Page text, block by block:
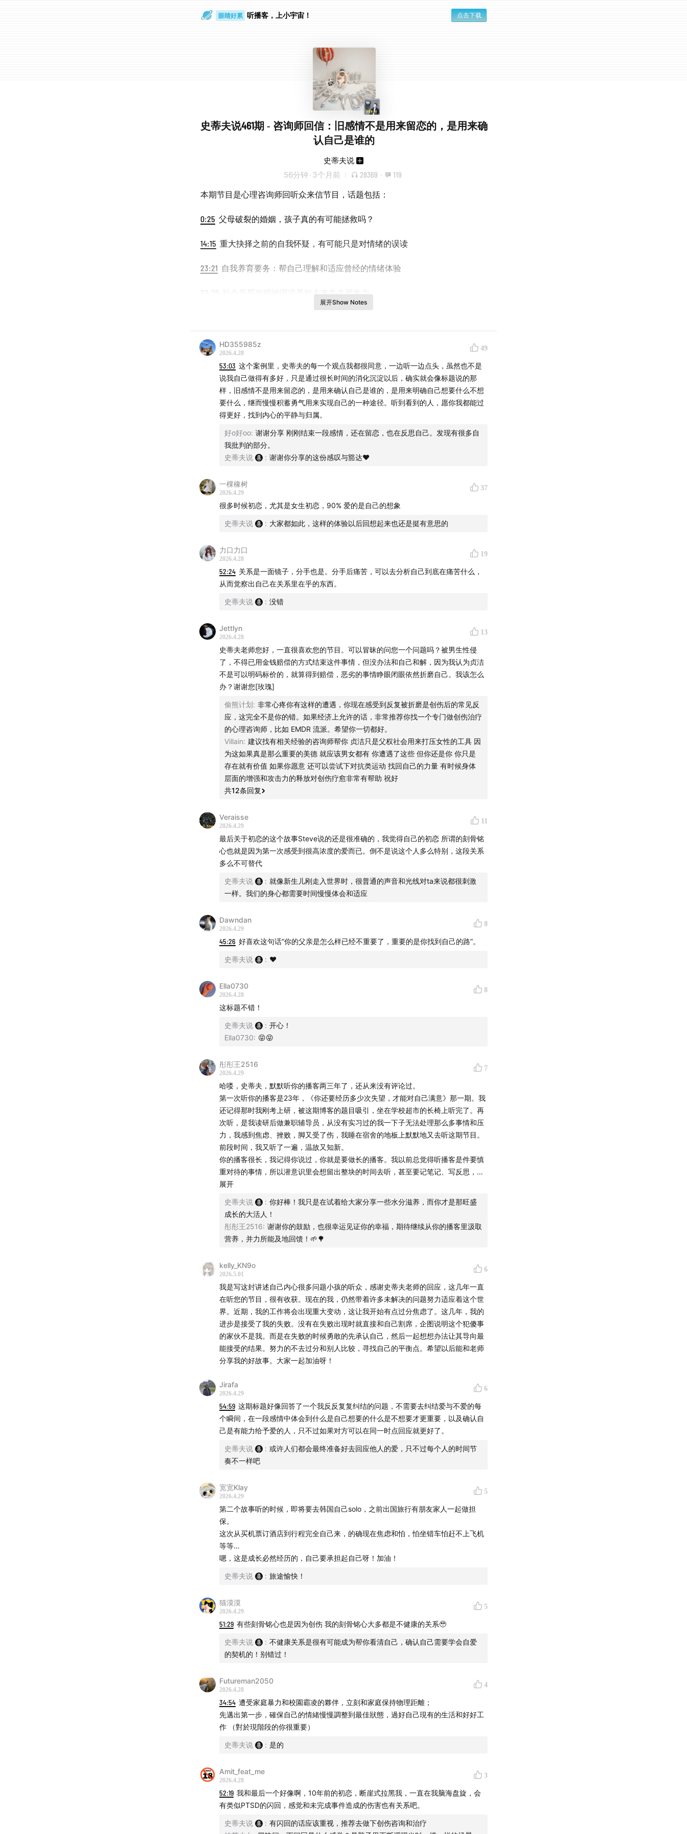
一个人 听播客，上小宇宙！ 点击下载
史蒂夫说461期 - 咨询师回信：旧感情不是用来留恋的，是用来确
认自己是谁的
史蒂夫说
56分钟 · 3个月前 28369 · 119
本期节目是心理咨询师回听众来信节目，话题包括：
0:25 父母破裂的婚姻，孩子真的有可能拯救吗？
14:15 重大抉择之前的自我怀疑，有可能只是对情绪的误读
23:21 自我养育要务：帮自己理解和适应曾经的情绪体验
社会底层的精神困境是对未来失去想象力
听众来信请发送到 asksteve@126.com 。来信字数请勿超800字，另外由于来
信较多，回复无法保证时效性。
“史蒂夫说”是创办于2015年的知名泛心理学播客，曾被评为2019苹果最佳播
客，2022年CPA中文播客奖年度成长类播客。这是一个通过深度交流理解人与
世界复杂性，拓展意识边界，提炼个人成长之道的节目，节目形式包括对谈、听
书/即刻：@史蒂夫说，B站/Youtube：@播客史蒂夫说，公众号：
@sxxsteve，官网：steveshuo.com，今日头条：@史蒂夫说（部分文字内容
展开Show Notes
HD355985z
2026.4.28
49
53:03 这个案例里，史蒂夫的每一个观点我都很同意，一边听一边点头，虽然也不是
说我自己做得有多好，只是通过很长时间的消化沉淀以后，确实就会像标题说的那
样，旧感情不是用来留恋的，是用来确认自己是谁的，是用来明确自己想要什么不想
要什么，继而慢慢积蓄勇气用来实现自己的一种途径。听到看到的人，愿你我都能过
得更好，找到内心的平静与归属。
好o好oo: 谢谢分享 刚刚结束一段感情，还在留恋，也在反思自己。发现有很多自
我批判的部分。
史蒂夫说
: 谢谢你分享的这份感叹与豁达❤️
一棵橡树
2026.4.29
37
很多时候初恋，尤其是女生初恋，90% 爱的是自己的想象
史蒂夫说 : 大家都如此，这样的体验以后回想起来也还是挺有意思的
力口力口
2026.4.28
19
52:24 关系是一面镜子，分手也是。分手后痛苦，可以去分析自己到底在痛苦什么，
从而觉察出自己在关系里在乎的东西。
史蒂夫说 : 没错
Jettlyn
2026.4.28
13
史蒂夫老师您好，一直很喜欢您的节目。可以冒昧的问您一个问题吗？被男生性侵
了，不得已用金钱赔偿的方式结束这件事情，但没办法和自己和解，因为我认为贞洁
不是可以明码标价的，就算得到赔偿，恶劣的事情睁眼闭眼依然折磨自己。我该怎么
办？谢谢您[玫瑰]
偷熊计划: 非常心疼你有这样的遭遇，你现在感受到反复被折磨是创伤后的常见反
应，这完全不是你的错。如果经济上允许的话，非常推荐你找一个专门做创伤治疗
的心理咨询师，比如 EMDR 流派。希望你一切都好。
Villain: 建议找有相关经验的咨询师帮你 贞洁只是父权社会用来打压女性的工具 因
为这如果真是那么重要的美德 就应该男女都有 你遭遇了这些 但你还是你 你只是
存在就有价值 如果你愿意 还可以尝试下对抗类运动 找回自己的力量 有时候身体
层面的增强和攻击力的释放对创伤疗愈非常有帮助 祝好
共12条回复
Veraisse
2026.4.29
11
最后关于初恋的这个故事Steve说的还是很准确的，我觉得自己的初恋 所谓的刻骨铭
心也就是因为第一次感受到很高浓度的爱而已。倒不是说这个人多么特别，这段关系
多么不可替代
史蒂夫说 : 就像新生儿刚走入世界时，很普通的声音和光线对ta来说都很刺激
一样。我们的身心都需要时间慢慢体会和适应
Dawndan
2026.4.29
8
45:26 好喜欢这句话“你的父亲是怎么样已经不重要了，重要的是你找到自己的路”。
史蒂夫说 : ❤️
Ella0730
2026.4.28
8
这标题不错！
史蒂夫说 : 开心！
Ella0730: 😝😝
彤彤王2516
2026.4.29
7
哈喽，史蒂夫，默默听你的播客两三年了，还从来没有评论过。
第一次听你的播客是23年，《你还要经历多少次失望，才能对自己满意》那一期。我
还记得那时我刚考上研，被这期博客的题目吸引，坐在学校超市的长椅上听完了。再
次听，是我读研后做兼职辅导员，从没有实习过的我一下子无法处理那么多事情和压
力，我感到焦虑、挫败，脚又受了伤，我睡在宿舍的地板上默默地又去听这期节目。
前段时间，我又听了一遍，温故又知新。
你的播客很长，我记得你说过，你就是要做长的播客。我以前总觉得听播客是件要慎
重对待的事情，所以潜意识里会想留出整块的时间去听，甚至要记笔记、写反思，现
在更觉得这是一件日常的事情，我能听多少、能感受多少，就先感知多少，这样反而
也许是因为你打开了我对播客的认知，现在一有烦恼、沮丧，我就想听听你的播客、
听听你的声音（怎么有点变态了hh ），慢慢感到安静和平和。虽然不能解决实际的问
题，但是我在听你的讲述时，我感到我是被接纳、被理解、被包容、被支持的。
你写的《假性亲密关系》，和杜老师合作的《文学中的人生进化课》，我都买回来读
开始读。
我没有听过太多的播客，但是我很喜欢你的，也只推荐过你的。一方面，我觉得有点
“雏鸟心态”，你打开了我对播客的认知。另一方面，我觉得你没有那种高高在上的感
觉，你体察入微，能观察到一些非常细小的感受，并能以很正向、很包容的语言去描
述和鼓励，让我没有被批评、被指责的感受。我感到被理解和支持，原来我不是不正
常的、不是有错的，还能有另一种视角与可能性去解读和解释它。
听完今天的播客，感慨每次听总能与我最近生活里想到的议题相契合。上次你和《你
的近是我的远》的作者对话，让我想到与母亲之间的关系，还有心理学中的“霸权”；
西。
在我被父母抚育的过程中，我的精神与心理培育的确受到影响，但好在成年后我可以
通过自助的形式实现自我关怀；我生长的环境是很底层的环境，我的确受旧模式的影
响，缺乏对未来的想象；上个月结束一段令我受困扰的情感，我反复思索是不是错过
了，但你的思路让我了解的新的可能性。
好、不行，因此很挫败、也总拖延，但先从一点点小事开始做吧，至少每隔一段时
间，我就能听到一些来自你的解惑的声音。
展开
史蒂夫说 : 你好棒！我只是在试着给大家分享一些水分滋养，而你才是那旺盛
成长的大活人！
彤彤王2516: 谢谢你的鼓励，也很幸运见证你的幸福，期待继续从你的播客里汲取
营养，并力所能及地回馈！🌱🌳
kelly_KN9o
2026.5.01
6
我是写这封讲述自己内心很多问题小孩的听众，感谢史蒂夫老师的回应，这几年一直
在听您的节目，很有收获。现在的我，仍然带着许多未解决的问题努力适应着这个世
界。近期，我的工作将会出现重大变动，这让我开始有点过分焦虑了。这几年，我的
进步是接受了我的失败。没有在失败出现时就直接和自己割席，企图说明这个犯傻事
的家伙不是我。而是在失败的时候勇敢的先承认自己，然后一起想想办法让其导向最
能接受的结果。努力的不去过分和别人比较，寻找自己的平衡点。希望以后能和老师
分享我的好故事。大家一起加油呀！
Jirafa
2026.4.29
6
54:59 这期标题好像回答了一个我反反复复纠结的问题，不需要去纠结爱与不爱的每
个瞬间，在一段感情中体会到什么是自己想要的什么是不想要才更重要，以及确认自
己是有能力给予爱的人，只不过如果对方可以在同一时点回应就更好了。
史蒂夫说 : 或许人们都会最终准备好去回应他人的爱，只不过每个人的时间节
奏不一样吧
宽宽Klay
2026.4.29
5
第二个故事听的时候，即将要去韩国自己solo，之前出国旅行有朋友家人一起做担
保。
这次从买机票订酒店到行程完全自己来，的确现在焦虑和怕，怕坐错车怕赶不上飞机
等等…
嗯，这是成长必然经历的，自己要承担起自己呀！加油！
史蒂夫说 : 旅途愉快！
猫漠漠
2026.4.29
5
51:29 有些刻骨铭心也是因为创伤 我的刻骨铭心大多都是不健康的关系🥹
史蒂夫说 : 不健康关系是很有可能成为帮你看清自己，确认自己需要学会自爱
的契机的！别错过！
Futureman2050
2026.4.28
4
34:54 遭受家庭暴力和校園霸凌的夥伴，立刻和家庭保持物理距離；
先邁出第一步，確保自己的情緒慢慢調整到最佳狀態，過好自己現有的生活和好好工
作 （對於現階段的你很重要）
史蒂夫说 : 是的
Amit_feat_me
2026.4.28
3
52:19 我和最后一个好像啊，10年前的初恋，断崖式拉黑我，一直在我脑海盘旋，会
有类似PTSD的闪回，感觉和未完成事件造成的伤害也有关系吧。
史蒂夫说 : 有闪回的话应该重视，推荐去做下创伤咨询和治疗